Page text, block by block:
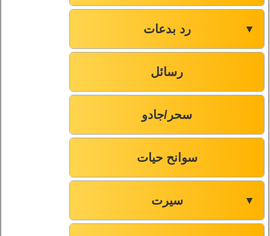
رد بدعات ▼
رسائل
سحر/جادو
سوانح حیات
سیرت ▼